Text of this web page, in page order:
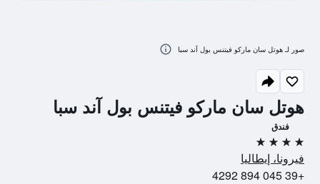
هوتل سان ماركو فيتنس بول آند سبا
فندق
4 نجوم
فيرونا، إيطاليا
+39 045 894 4292
صور لـ هوتل سان ماركو فيتنس بول آند سبا